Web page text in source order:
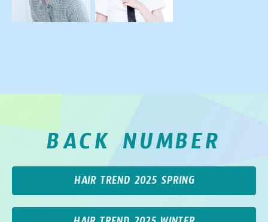
BACK NUMBER
HAIR TREND 2025 SPRING